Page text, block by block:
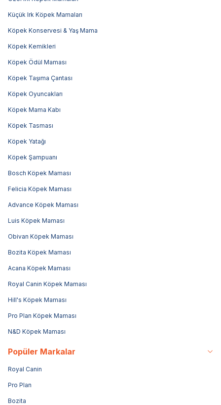
Küçük Irk Köpek Mamaları
Köpek Konservesi & Yaş Mama
Köpek Kemikleri
Köpek Ödül Maması
Köpek Taşıma Çantası
Köpek Oyuncakları
Köpek Mama Kabı
Köpek Tasması
Köpek Yatağı
Köpek Şampuanı
Bosch Köpek Maması
Felicia Köpek Maması
Advance Köpek Maması
Luis Köpek Maması
Obivan Köpek Maması
Bozita Köpek Maması
Acana Köpek Maması
Royal Canin Köpek Maması
Hill's Köpek Maması
Pro Plan Köpek Maması
N&D Köpek Maması
Popüler Markalar
Royal Canin
Pro Plan
Bozita